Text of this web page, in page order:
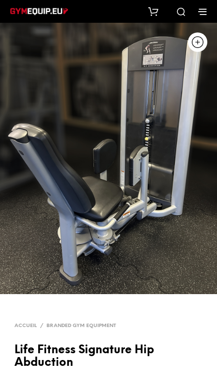
ACCUEIL / BRANDED GYM EQUIPMENT
Life Fitness Signature Hip
Abduction